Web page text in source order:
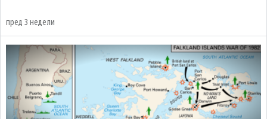
пред 3 недели